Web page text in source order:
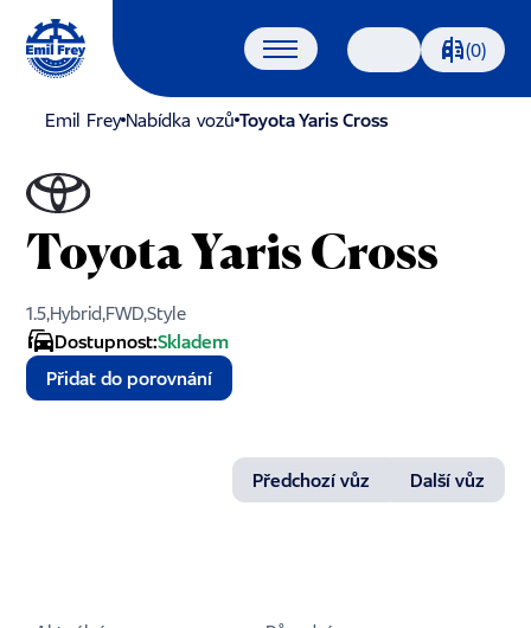
Vyhledávání (0)
Emil Frey Nabídka vozů Toyota Yaris Cross
Toyota Yaris Cross
1.5,Hybrid,FWD,Style
Dostupnost:Skladem
Přidat do porovnání
Předchozí vůz Další vůz
1/14